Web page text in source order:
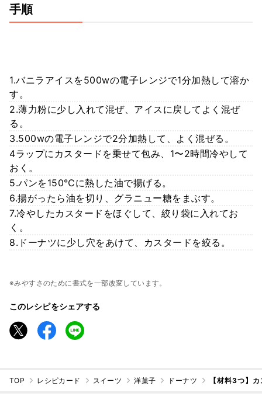
手順
1.バニラアイスを500wの電子レンジで1分加熱して溶か
す。
2.薄力粉に少し入れて混ぜ、アイスに戻してよく混ぜ
る。
3.500wの電子レンジで2分加熱して、よく混ぜる。
4ラップにカスタードを乗せて包み、1〜2時間冷やして
おく。
5.パンを150℃に熱した油で揚げる。
6.揚がったら油を切り、グラニュー糖をまぶす。
7.冷やしたカスタードをほぐして、絞り袋に入れてお
く。
8.ドーナツに少し穴をあけて、カスタードを絞る。
※みやすさのために書式を一部改変しています。
このレシピをシェアする
TOP レシピカード スイーツ 洋菓子 ドーナツ 【材料3つ】